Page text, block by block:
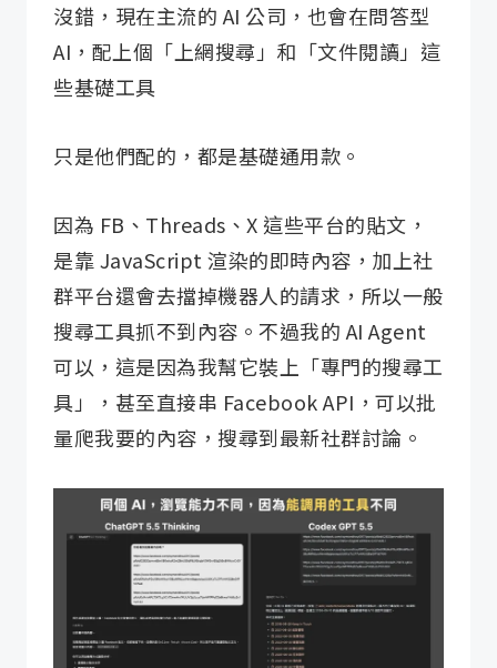
沒錯，現在主流的 AI 公司，也會在問答型
AI，配上個「上網搜尋」和「文件閱讀」這
些基礎工具
只是他們配的，都是基礎通用款。
因為 FB、Threads、X 這些平台的貼文，
是靠 JavaScript 渲染的即時內容，加上社
群平台還會去擋掉機器人的請求，所以一般
搜尋工具抓不到內容。不過我的 AI Agent
可以，這是因為我幫它裝上「專門的搜尋工
具」，甚至直接串 Facebook API，可以批
量爬我要的內容，搜尋到最新社群討論。